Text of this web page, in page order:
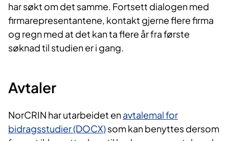
har søkt om det samme. Fortsett dialogen med
firmarepresentantene, kontakt gjerne flere firma
og regn med at det kan ta flere år fra første
søknad til studien er i gang.
Avtaler
NorCRIN har utarbeidet enavtalemal for
bidragsstudier (DOCX)som kan benyttes dersom